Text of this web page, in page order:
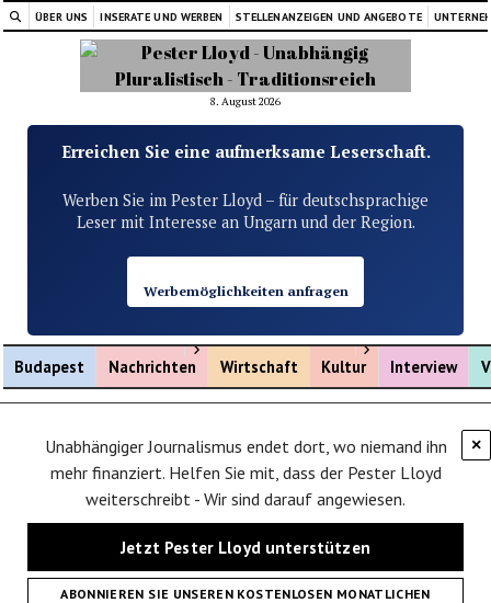
ÜBER UNS INSERATE UND WERBEN STELLENANZEIGEN UND ANGEBOTE
8. August 2026
Erreichen Sie eine aufmerksame Leserschaft.
Werben Sie im Pester Lloyd – für deutschsprachige
Leser mit Interesse an Ungarn und der Region.
Werbemöglichkeiten anfragen
Budapest Nachrichten
Menü öffnen
Wirtschaft Kultur
Menü öffnen
Interview
×
Unabhängiger Journalismus endet dort, wo niemand ihn
mehr finanziert. Helfen Sie mit, dass der Pester Lloyd
weiterschreibt - Wir sind darauf angewiesen.
Jetzt Pester Lloyd unterstützen
ABONNIEREN SIE UNSEREN KOSTENLOSEN MONATLICHEN